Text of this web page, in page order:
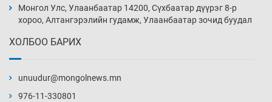
Уржигдар 13 цаг 30 мин
Уржигдар 13 цаг 00 мин
Монгол Улс, Улаанбаатар 14200, Сүхбаатар дүүрэг 8-р
хороо, Алтангэрэлийн гудамж, Улаанбаатар зочид буудал
ХОЛБОО БАРИХ
unuudur@mongolnews.mn
976-11-330801